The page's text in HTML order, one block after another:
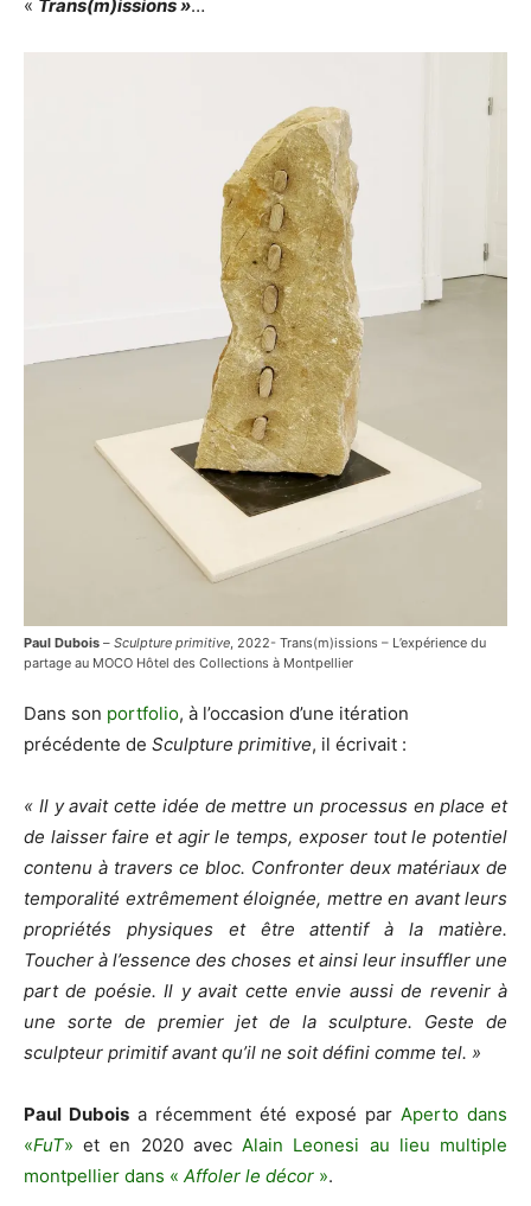
« Trans(m)issions »…
Paul Dubois – Sculpture primitive , 2022- Trans(m)issions – L’expérience du
partage au MOCO Hôtel des Collections à Montpellier
Dans son portfolio, à l’occasion d’une itération
précédente de Sculpture primitive, il écrivait :
« Il y avait cette idée de mettre un processus en place et
de laisser faire et agir le temps, exposer tout le potentiel
contenu à travers ce bloc. Confronter deux matériaux de
temporalité extrêmement éloignée, mettre en avant leurs
propriétés physiques et être attentif à la matière.
Toucher à l’essence des choses et ainsi leur insuffler une
part de poésie. Il y avait cette envie aussi de revenir à
une sorte de premier jet de la sculpture. Geste de
sculpteur primitif avant qu’il ne soit défini comme tel. »
Paul Dubois a récemment été exposé par Aperto dans
«FuT» et en 2020 avec Alain Leonesi au lieu multiple
montpellier dans « Affoler le décor ».